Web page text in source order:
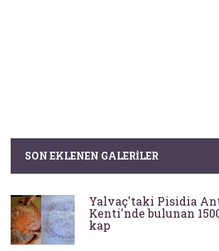
SON EKLENEN GALERILER
Yalvaç'taki Pisidia
Kenti'nde bulunan
kap